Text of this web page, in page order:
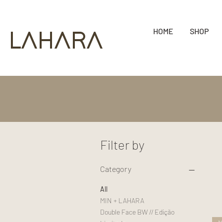
LAHARA HOME SHOP
Filter by
Category
All
MIN + LAHARA
Double Face BW // Edição